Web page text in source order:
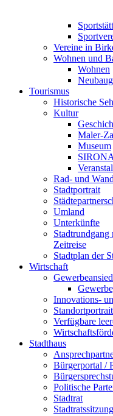
Vereine in
Wohnen und
Wohnen
Tourismus
Historische
Kultur
Maler-
Museum
Rad- und
Stadtportrait
Umland
Unterkünfte
Stadtrundgang
Zeitreise
Stadtplan der
Wirtschaft
Innovations-
Standortportrait
Verfügbare
Stadthaus
Bürgerportal /
Politische
Stadtrat